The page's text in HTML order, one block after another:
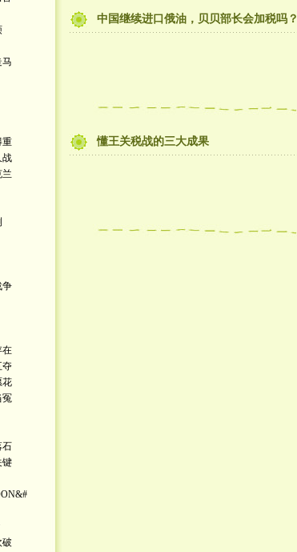
马
重
战
兰
争
在
夺
花
冤
石
键
破
中国继续进口俄油，贝贝部长会加税吗？
懂王关税战的三大成果